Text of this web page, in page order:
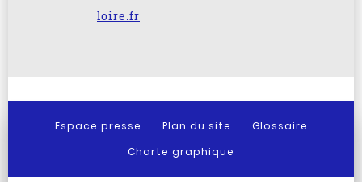
loire.fr
Espace presse Plan du site
Glossaire
Charte graphique